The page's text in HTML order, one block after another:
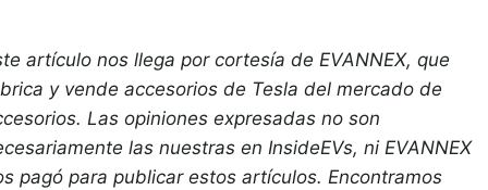
artículo nos llega por cortesía de EVANNEX, que
y vende accesorios de Tesla del mercado de
Las opiniones expresadas no son
las nuestras en InsideEVs, ni EVANNEX
pagó para publicar estos artículos. Encontramos